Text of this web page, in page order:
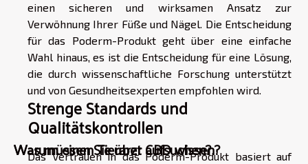
einen sicheren und wirksamen Ansatz zur
Verwöhnung Ihrer Füße und Nägel. Die Entscheidung
für das Poderm-Produkt geht über eine einfache
Wahl hinaus, es ist die Entscheidung für eine Lösung,
die durch wissenschaftliche Forschung unterstützt
und von Gesundheitsexperten empfohlen wird.
Strenge Standards und
Qualitätskontrollen
Das Vertrauen in das Poderm-Produkt basiert auf
Warum einen Tierarzt aufsuchen?
Was müssen Sie über CBD wissen?